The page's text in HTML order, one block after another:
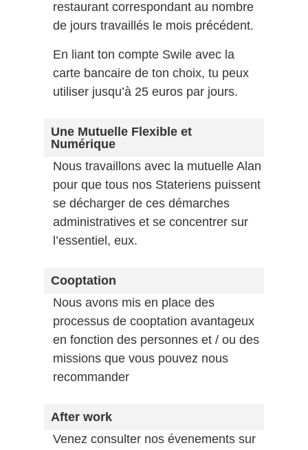
restaurant correspondant au nombre
de jours travaillés le mois précédent.
En liant ton compte Swile avec la
carte bancaire de ton choix, tu peux
utiliser jusqu’à 25 euros par jours.
Une Mutuelle Flexible et
Numérique
Nous travaillons avec la mutuelle Alan
pour que tous nos Stateriens puissent
se décharger de ces démarches
administratives et se concentrer sur
l’essentiel, eux.
Cooptation
Nous avons mis en place des
processus de cooptation avantageux
en fonction des personnes et / ou des
missions que vous pouvez nous
recommander
After work
Venez consulter nos évenements sur